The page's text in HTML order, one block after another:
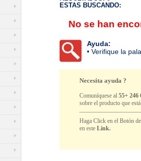
ESTAS BUSCANDO:
No se han
Ayuda:
• Verifique la
Necesita ayuda ?
Comuníquese al55+ 246
sobre el producto que
Haga Click en el Botón
en esteLink.